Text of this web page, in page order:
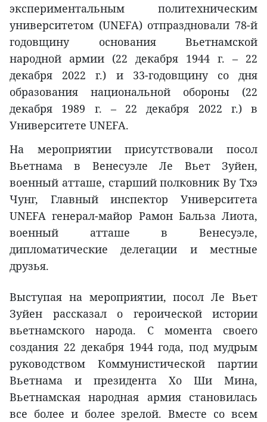
экспериментальным политехническим
университетом (UNEFA) отпраздновали 78-й
годовщину основания Вьетнамской
народной армии (22 декабря 1944 г. – 22
декабря 2022 г.) и 33-годовщину со дня
образования национальной обороны (22
декабря 1989 г. – 22 декабря 2022 г.) в
Университете UNEFA.
На мероприятии присутствовали посол
Вьетнама в Венесуэле Ле Вьет Зуйен,
военный атташе, старший полковник Ву Тхэ
Чунг, Главный инспектор Университета
UNEFA генерал-майор Рамон Бальза Лиота,
военный атташе в Венесуэле,
дипломатические делегации и местные
друзья.
Выступая на мероприятии, посол Ле Вьет
Зуйен рассказал о героической истории
вьетнамского народа. С момента своего
создания 22 декабря 1944 года, под мудрым
руководством Коммунистической партии
Вьетнама и президента Хо Ши Мина,
Вьетнамская народная армия становилась
все более и более зрелой. Вместе со всем